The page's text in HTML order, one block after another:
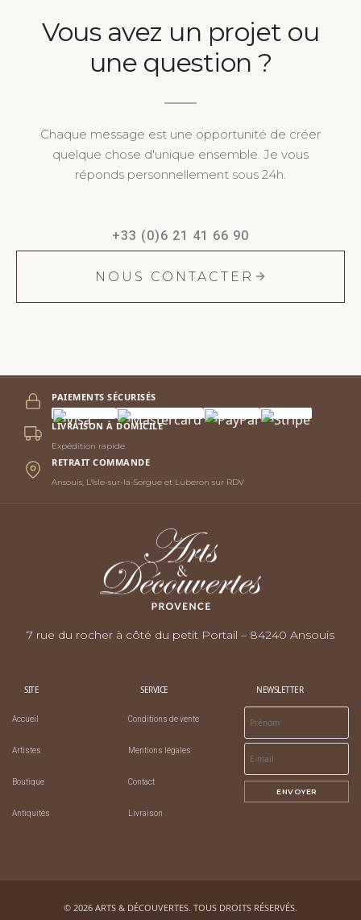
Vous avez un projet ou
une question ?
Chaque message est une opportunité de créer
quelque chose d'unique ensemble. Je vous
réponds personnellement sous 24h.
+33 (0)6 21 41 66 90
NOUS CONTACTER
PAIEMENTS SÉCURISÉS
LIVRAISON À DOMICILE
Expédition rapide
RETRAIT COMMANDE
Ansouis, L'Isle-sur-la-Sorgue et Luberon sur RDV
7 rue du rocher à côté du petit Portail – 84240 Ansouis
SITE
Accueil
Artistes
Boutique
Antiquités
SERVICE
Conditions de vente
Mentions légales
Contact
Livraison
NEWSLETTER
ENVOYER
© 2026 ARTS & DÉCOUVERTES. TOUS DROITS RÉSERVÉS.